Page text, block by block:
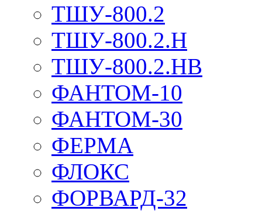
ТШУ-800.2
ТШУ-800.2.Н
ТШУ-800.2.НВ
ФАНТОМ-10
ФАНТОМ-30
ФЕРМА
ФЛОКС
ФОРВАРД-32